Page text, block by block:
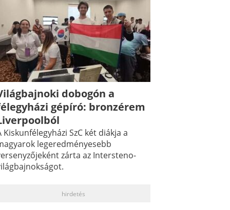
dobogón a
gépíró: bronzérem
Kiskunfélegyházi SzC két diákja a
legeredményesebb
zárta az Intersteno-
hirdetés